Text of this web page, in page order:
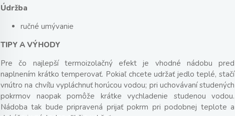
Údržba
ručné umývanie
TIPY A VÝHODY
Pre čo najlepší termoizolačný efekt je vhodné nádobu pred
naplnením krátko temperovať. Pokiaľ chcete udržať jedlo teplé, stačí
vnútro na chvíľu vypláchnuť horúcou vodou; pri uchovávaní studených
pokrmov naopak pomôže krátke vychladenie studenou vodou.
Nádoba tak bude pripravená prijať pokrm pri podobnej teplote a